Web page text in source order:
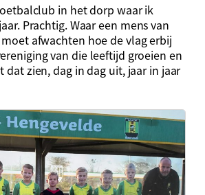
in het dorp waar ik
Prachtig. Waar een mens van
afwachten hoe de vlag erbij
van die leeftijd groeien en
dat zien, dag in dag uit, jaar in jaar